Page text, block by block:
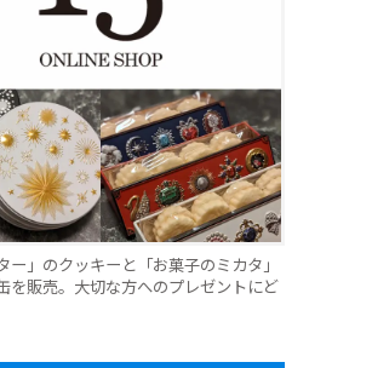
ー」のクッキーと「お菓子のミカタ」
を販売。大切な方へのプレゼントにど